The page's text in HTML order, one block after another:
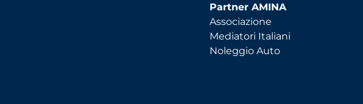
Partner AMINA
Associazione
Mediatori Italiani
Noleggio Auto